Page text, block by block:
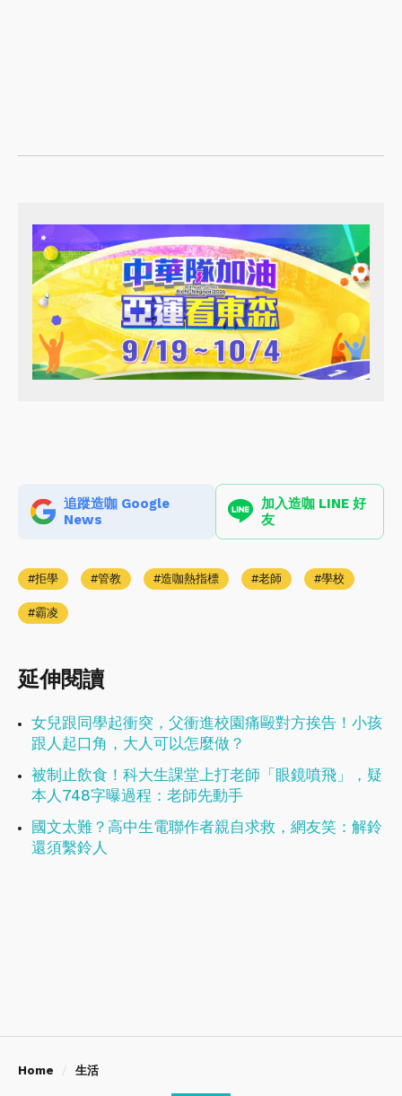
追蹤造咖 Google
News
加入造咖 LINE 好
友
拒學 管教 造咖熱指標 老師 學校
霸凌
延伸閱讀
女兒跟同學起衝突，父衝進校園痛毆對方挨告！小孩
跟人起口角，大人可以怎麼做？
被制止飲食！科大生課堂上打老師「眼鏡噴飛」，疑
本人748字曝過程：老師先動手
國文太難？高中生電聯作者親自求救，網友笑：解鈴
還須繫鈴人
Home 生活